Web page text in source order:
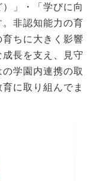
」・「学びに向
非認知能力の育
ちに大きく影響
長を支え、見守
学園内連携の取
に取り組んでま